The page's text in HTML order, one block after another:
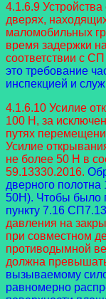
4.1.6.9
дверях,
маломобильных
время задержки
соответствии с
это требование
инспекцией и
4.1.6.10 Усилие
100 Н, за
путях
Усилие
не более 50 Н в
59.13330.2016.
дверного
50Н). Чтобы было
пункту 7.16
давления на
при совместном
противодымной
должна
вызываемому
равномерно